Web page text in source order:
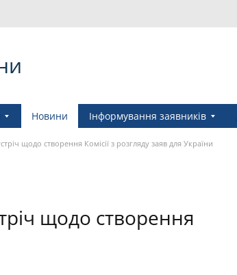
Новини Інформування заявників
щодо створення Комісії з розгляду заяв для України
щодо створення